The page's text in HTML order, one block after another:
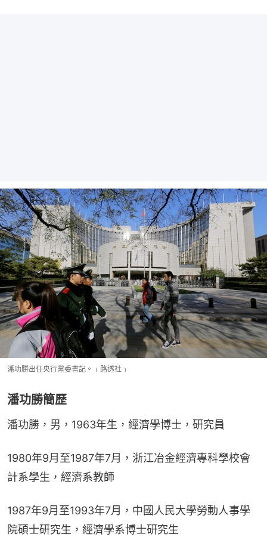
潘功勝出任央行黨委書記。﹙路透社﹚
潘功勝簡歷
潘功勝，男，1963年生，經濟學博士，研究員
1980年9月至1987年7月，浙江冶金經濟專科學校會
計系學生，經濟系教師
1987年9月至1993年7月，中國人民大學勞動人事學
院碩士研究生，經濟學系博士研究生